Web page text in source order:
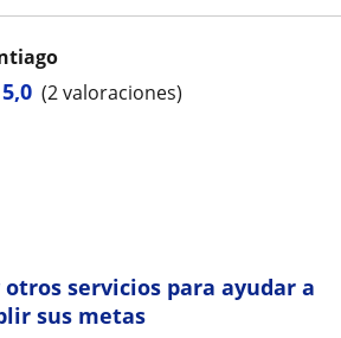
5,0 (2 valoraciones)
otros servicios para ayudar a
sus metas